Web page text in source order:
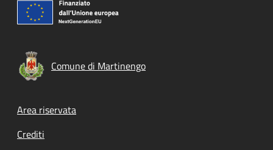
Comune di Martinengo
Footer menu
Area riservata
Crediti